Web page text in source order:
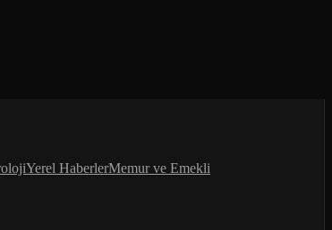
Yerel HaberlerMemur ve Emekli